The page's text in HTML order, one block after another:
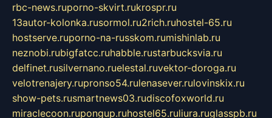
rbc-news.ruporno-skvirt.rukrospr.ru
13autor-kolonka.rusormol.ru2rich.ruhostel-65.ru
hostserve.ruporno-na-russkom.rumishinlab.ru
neznobi.rubigfatcc.ruhabble.rustarbucksvia.ru
delfinet.rusilvernano.ruelestal.ruvektor-doroga.ru
velotrenajery.rupronso54.rulenasever.rulovinskix.ru
show-pets.rusmartnews03.rudiscofoxworld.ru
miraclecoon.rupongup.ruhostel65.ruliura.ruglasspb.ru